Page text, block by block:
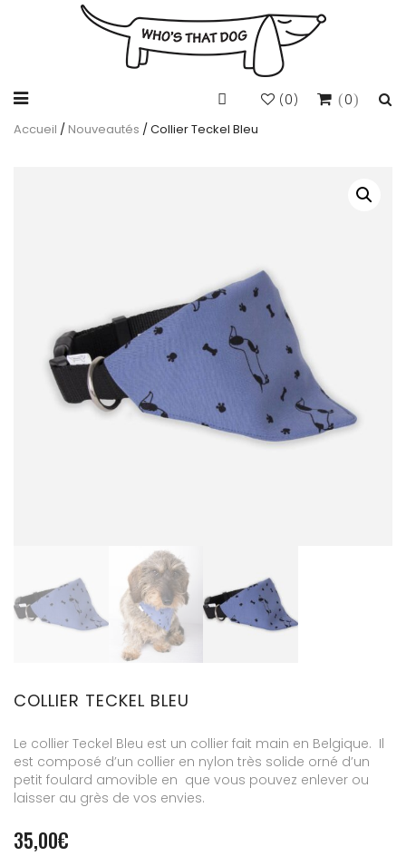
0
(0)
Accueil / Nouveautés / Collier Teckel Bleu
COLLIER TECKEL BLEU
Le collier Teckel Bleu est un collier fait main en Belgique. Il
est composé d’un collier en nylon très solide orné d’un
petit foulard amovible en que vous pouvez enlever ou
laisser au grès de vos envies.
35,00€